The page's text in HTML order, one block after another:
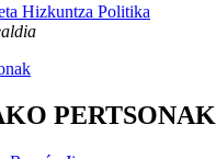
Hizkuntza Politika
PERTSONAK